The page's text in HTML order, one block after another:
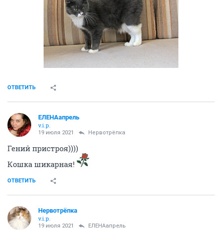
ОТВЕТИТЬ
ЕЛЕНАапрель
v.i.p.
19 июля 2021 Нервотрёпка
Гений пристроя))))
Кошка шикарная!
ОТВЕТИТЬ
Нервотрёпка
v.i.p.
19 июля 2021 ЕЛЕНАапрель